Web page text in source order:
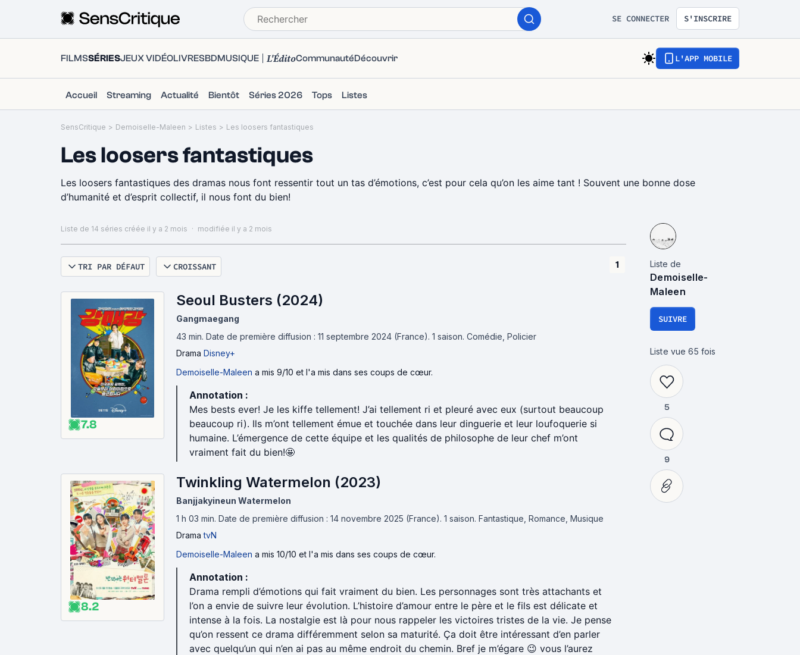
SE CONNECTER S'INSCRIRE
FILMSSÉRIESJEUX VIDÉOLIVRESBDMUSIQUE L'ÉditoCommunautéDécouvrir L'APP MOBILE
Accueil Streaming Actualité Bientôt Séries 2026 Tops Listes
SensCritique > Demoiselle-Maleen > Listes > Les loosers fantastiques
Les loosers fantastiques
Les loosers fantastiques des dramas nous font ressentir tout un tas d’émotions, c’est pour cela qu’on les aime tant ! Souvent une bonne dose
d’humanité et d’esprit collectif, il nous font du bien!
Liste de 14 séries créée il y a 2 mois · modifiée il y a 2 mois
TRI PAR DÉFAUT CROISSANT 1
7.8
Seoul Busters (2024)
Gangmaegang
43 min. Date de première diffusion : 11 septembre 2024 (France). 1 saison. Comédie, Policier
Drama Disney+
Demoiselle-Maleen a mis 9/10 et l'a mis dans ses coups de cœur.
Annotation :
Mes bests ever! Je les kiffe tellement! J’ai tellement ri et pleuré avec eux (surtout beaucoup
beaucoup ri). Ils m’ont tellement émue et touchée dans leur dinguerie et leur loufoquerie si
humaine. L’émergence de cette équipe et les qualités de philosophe de leur chef m’ont
vraiment fait du bien!🤩
8.2
Twinkling Watermelon (2023)
Banjjakyineun Watermelon
1 h 03 min. Date de première diffusion : 14 novembre 2025 (France). 1 saison. Fantastique, Romance, Musique
DramatvN
Demoiselle-Maleen a mis 10/10 et l'a mis dans ses coups de cœur.
Annotation :
Drama rempli d’émotions qui fait vraiment du bien. Les personnages sont très attachants et
l’on a envie de suivre leur évolution. L’histoire d’amour entre le père et le fils est délicate et
intense à la fois. La nostalgie est là pour nous rappeler les victoires tristes de la vie. Je pense
qu’on ressent ce drama différemment selon sa maturité. Ça doit être intéressant d’en parler
avec quelqu’un qui n’en ai pas au même endroit du chemin. Bref je m’égare 😉 vous l’aurez
Liste de
Demoiselle-
Maleen
SUIVRE
Liste vue65 fois
5
9